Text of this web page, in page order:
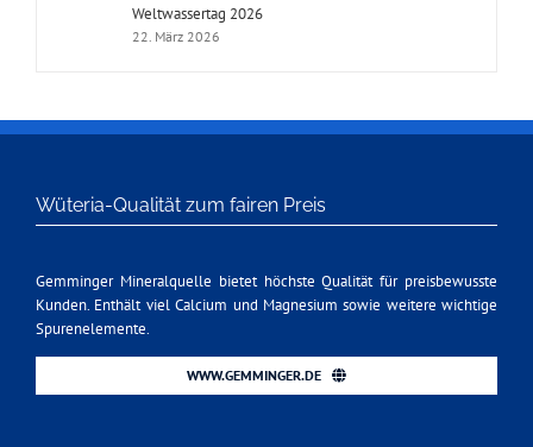
Weltwassertag 2026
22. März 2026
Wüteria-Qualität zum fairen Preis
Gemminger Mineralquelle bietet höchste Qualität für preisbewusste
Kunden. Enthält viel Calcium und Magnesium sowie weitere wichtige
Spurenelemente.
WWW.GEMMINGER.DE